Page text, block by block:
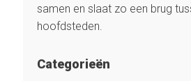
samen en slaat zo een brug
hoofdsteden.
Categorieën